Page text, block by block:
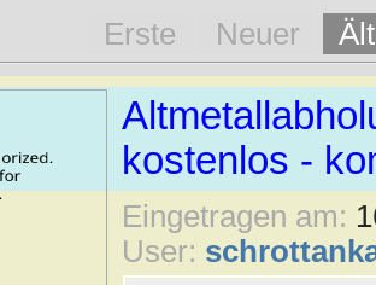
Erste Neuer
kostenlos -
Eingetragen am:
User: